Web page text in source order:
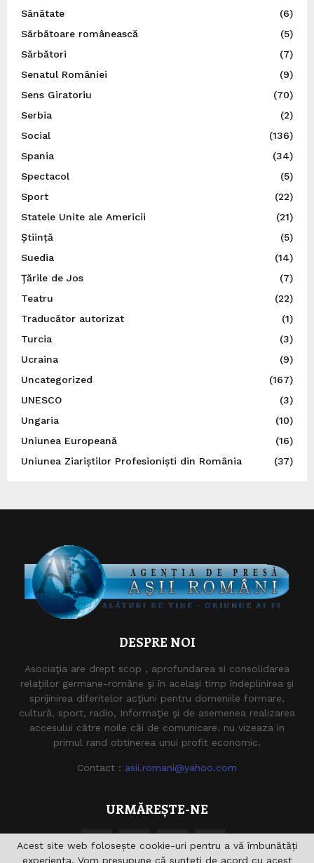
Sănătate
(6)
Sărbătoare românească
(5)
Sărbători
(7)
Senatul României
(9)
Sens Giratoriu
(70)
Serbia
(2)
Social
(136)
Spania
(34)
Spectacol
(5)
Sport
(22)
Statele Unite ale Americii
(21)
Știință
(5)
Suedia
(14)
Ţările de Jos
(7)
Teatru
(22)
Traducător autorizat
(1)
Turcia
(3)
Ucraina
(9)
Uncategorized
(167)
UNESCO
(3)
Ungaria
(10)
Uniunea Europeană
(16)
Uniunea Ziariștilor Profesioniști din România
(37)
DESPRE NOI
Asociaţia are drept scop , aprofundarea si consolidarea
relaţiilor germane-române şi în acelaşi timp îndeplinirea şi
sprijinirea diferitelor acţiuni pentru domeniile formare,
cultură, sport, radio, Informaţie şi de asemenea realizarea
accesului către noile căi de comunicare. nu vizeaza in
primul rand obtinerea unui profit economic.
Contact : asii.romani@yahoo.com
URMĂREȘTE-NE
Acest site web folosește cookie-uri pentru a vă îmbunătăți
experiența. Vom presupune că sunteți de acord cu acest